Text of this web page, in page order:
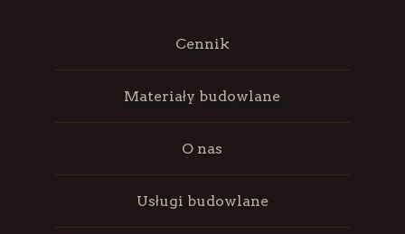
Cennik
Materiały budowlane
O nas
Usługi budowlane